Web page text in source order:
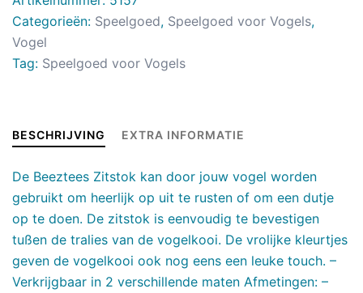
Categorieën: Speelgoed, Speelgoed voor Vogels,
Vogel
Tag: Speelgoed voor Vogels
BESCHRIJVING EXTRA INFORMATIE
De Beeztees Zitstok kan door jouw vogel worden
gebruikt om heerlijk op uit te rusten of om een dutje
op te doen. De zitstok is eenvoudig te bevestigen
tußen de tralies van de vogelkooi. De vrolijke kleurtjes
geven de vogelkooi ook nog eens een leuke touch. –
Verkrijgbaar in 2 verschillende maten Afmetingen: –